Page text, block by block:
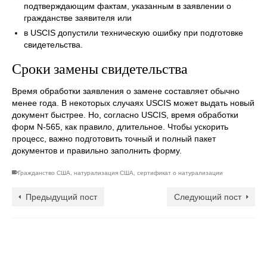
подтверждающим фактам, указанным в заявлении о
гражданстве заявителя или
в USCIS допустили техническую ошибку при подготовке
свидетельства.
Сроки замены свидетельства
Время обработки заявления о замене составляет обычно
менее года. В некоторых случаях USCIS может выдать новый
документ быстрее. Но, согласно USCIS, время обработки
форм N-565, как правило, длительное. Чтобы ускорить
процесс, важно подготовить точный и полный пакет
документов и правильно заполнить форму.
Гражданство США, натурализация США, сертификат о натурализации
Предыдущий пост Следующий пост